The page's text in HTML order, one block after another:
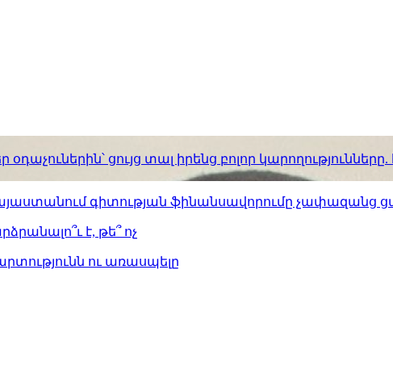
ցույց տալ իրենց բոլոր
գիտության ֆինանսավորումը չափազանց
է, թե՞ ոչ
ու առասպելը